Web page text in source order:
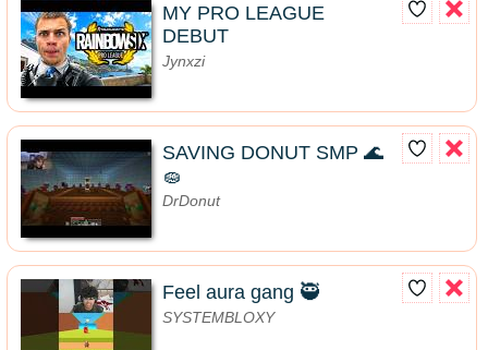
MY PRO LEAGUE
DEBUT
Jynxzi
SAVING DONUT SMP 🌊
🧽
DrDonut
Feel aura gang 🥷
SYSTEMBLOXY